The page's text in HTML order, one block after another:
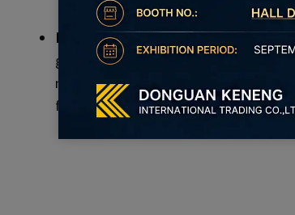
Einliegende Scharniere:Im
geschlossenen Zustand bündig mit
mit einliegenden Türen, bei denen die
für ein klares, traditionelles Aussehen